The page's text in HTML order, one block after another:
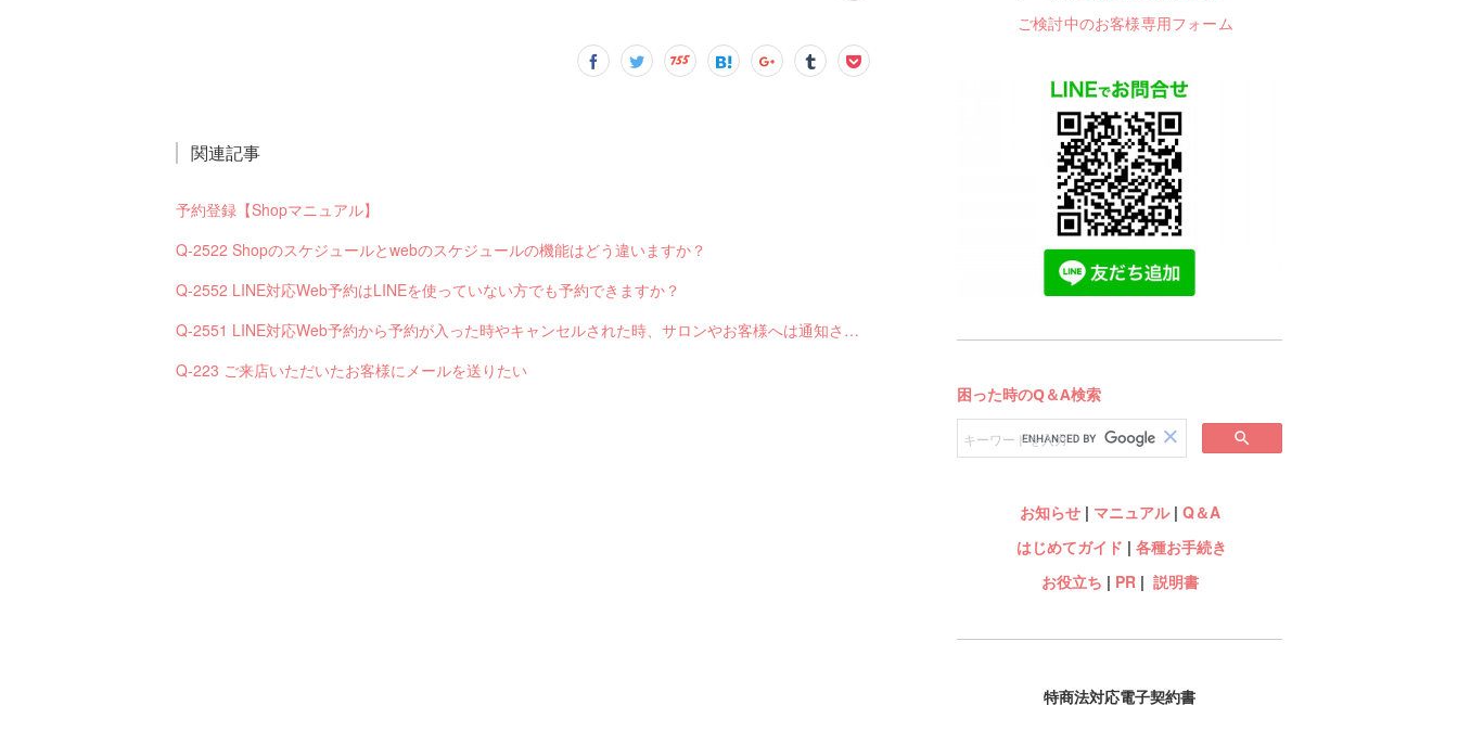
関連記事
予約登録【Shopマニュアル】
Q-2522 Shopのスケジュールとwebのスケジュールの機能はどう違いますか？
Q-2552 LINE対応Web予約はLINEを使っていない方でも予約できますか？
Q-2551 LINE対応Web予約から予約が入った時やキャンセルされた時、サロンやお客様へは通知されますか？
Q-223 ご来店いただいたお客様にメールを送りたい
ご検討中のお客様専用フォーム
お知らせ| マニュアル| Q＆A
はじめてガイド | 各種お手続き
お役立ち | PR| 説明書
特商法対応電子契約書